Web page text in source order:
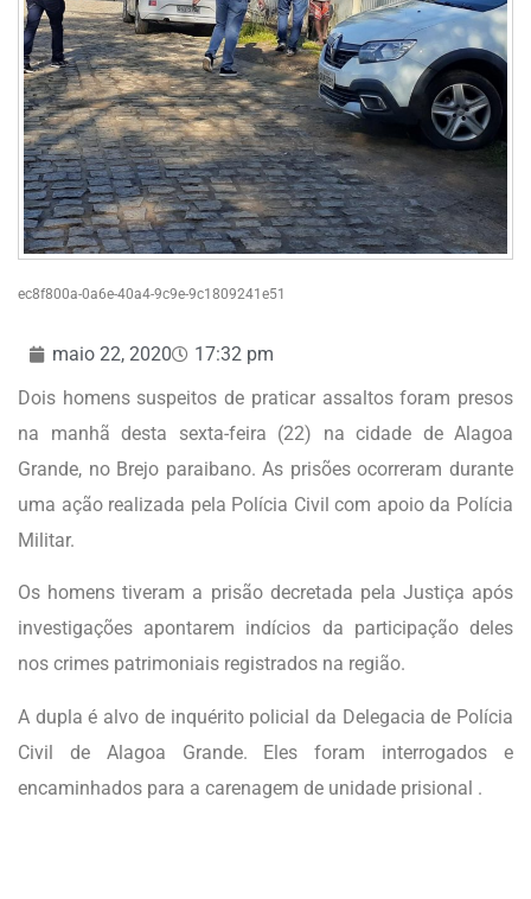
ec8f800a-0a6e-40a4-9c9e-9c1809241e51
maio 22, 2020
17:32 pm
Dois homens suspeitos de praticar assaltos foram presos
na manhã desta sexta-feira (22) na cidade de Alagoa
Grande, no Brejo paraibano. As prisões ocorreram durante
uma ação realizada pela Polícia Civil com apoio da Polícia
Militar.
Os homens tiveram a prisão decretada pela Justiça após
investigações apontarem indícios da participação deles
nos crimes patrimoniais registrados na região.
A dupla é alvo de inquérito policial da Delegacia de Polícia
Civil de Alagoa Grande. Eles foram interrogados e
encaminhados para a carenagem de unidade prisional .